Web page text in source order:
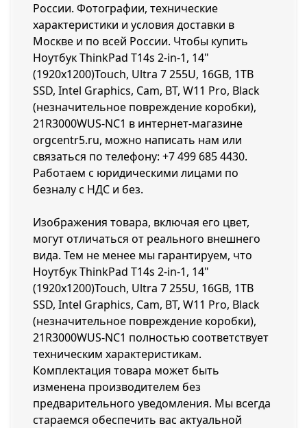
России. Фотографии, технические
характеристики и условия доставки в
Москве и по всей России. Чтобы купить
Ноутбук ThinkPad T14s 2-in-1, 14"
(1920x1200)Touch, Ultra 7 255U, 16GB, 1TB
SSD, Intel Graphics, Cam, BT, W11 Pro, Black
(незначительное повреждение коробки),
21R3000WUS-NC1 в интернет-магазине
orgcentr5.ru, можно написать нам или
связаться по телефону: +7 499 685 4430.
Работаем с юридическими лицами по
безналу с НДС и без.
Изображения товара, включая его цвет,
могут отличаться от реального внешнего
вида. Тем не менее мы гарантируем, что
Ноутбук ThinkPad T14s 2-in-1, 14"
(1920x1200)Touch, Ultra 7 255U, 16GB, 1TB
SSD, Intel Graphics, Cam, BT, W11 Pro, Black
(незначительное повреждение коробки),
21R3000WUS-NC1 полностью соответствует
техническим характеристикам.
Комплектация товара может быть
изменена производителем без
предварительного уведомления. Мы всегда
стараемся обеспечить вас актуальной